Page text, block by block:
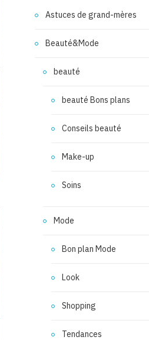
Astuces de grand-mères
Beauté&Mode
beauté
beauté Bons plans
Conseils beauté
Make-up
Soins
Mode
Bon plan Mode
Look
Shopping
Tendances